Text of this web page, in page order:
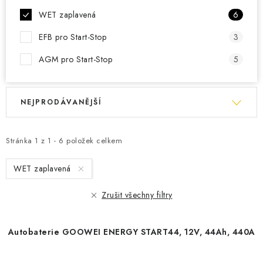
WET zaplavená
6
EFB pro Start-Stop
3
AGM pro Start-Stop
5
V
i
s
p
d
Stránka 1 z 1 - 6 položek celkem
Ř
e
n
í
o
NEJPRODÁVANĚJŠÍ
WET zaplavená
Zrušit všechny filtry
Autobaterie GOOWEI ENERGY START44, 12V, 44Ah, 440A